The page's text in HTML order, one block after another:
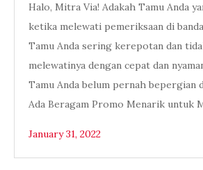
Halo, Mitra Via! Adakah Tamu Anda
ketika melewati pemeriksaan di
Tamu Anda sering kerepotan dan
melewatinya dengan cepat dan
Tamu Anda belum pernah bepergian
Ada Beragam Promo Menarik untuk
January 31, 2022